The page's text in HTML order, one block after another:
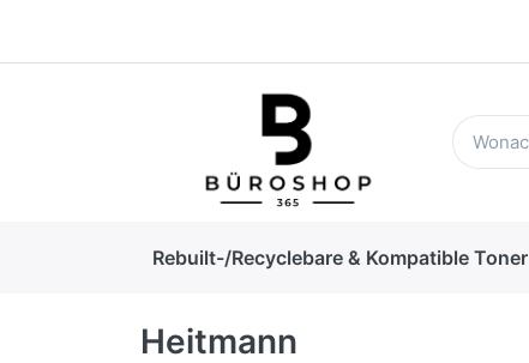
Rebuilt-/Recyclebare & Kompatible Toner
Heitmann